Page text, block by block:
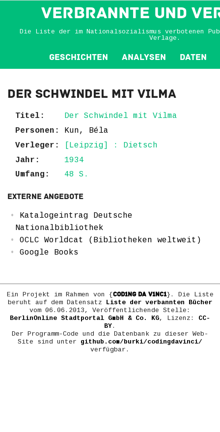
VERBRANNTE und
Die Liste der im Nationalsozialismus verbotenen
Verlage.
Geschichten Analysen Daten
Der Schwindel mit Vilma
Titel:
Der Schwindel mit Vilma
Personen:
Kun, Béla
Verleger:
[Leipzig] : Dietsch
Jahr:
1934
Umfang:
48 S.
Externe Angebote
Katalogeintrag Deutsche
Nationalbibliothek
OCLC Worldcat (Bibliotheken weltweit)
Google Books
Ein Projekt im Rahmen von {COD1NG DA V1NC1}. Die Liste
beruht auf dem Datensatz Liste der verbannten Bücher
vom 06.06.2013, Veröffentlichende Stelle:
BerlinOnline Stadtportal GmbH & Co. KG, Lizenz: CC-
BY.
Der Programm-Code und die Datenbank zu dieser Web-
Site sind unter github.com/burki/codingdavinci/
verfügbar.